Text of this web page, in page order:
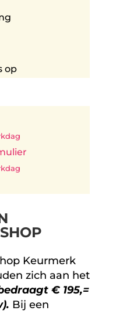
op
Keurmerk
zich aan het
€ 195,=
Bij een